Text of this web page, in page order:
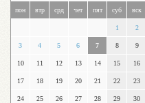
пон втр срд чет пят суб вск
1 2
3 4 5 6 7 8 9
10 11 12 13 14 15 16
17 18 19 20 21 22 23
24 25 26 27 28 29 30